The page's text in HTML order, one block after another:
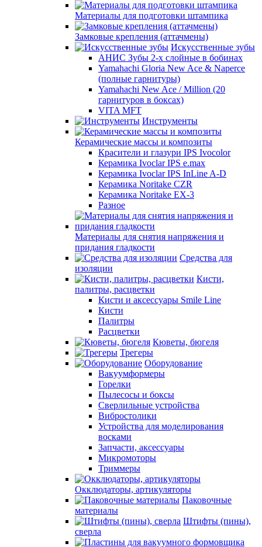
Материалы для подготовки штампика
Замковые крепления (аттачмены)
Искусственные зубы
АНИС Зубы 2-х слойные в бобинах
Yamahachi Gloria New Ace & Naperce
(полные гарнитуры)
Yamahachi New Ace / Million (20
гарнитуров в боксах)
VITA MFT
Инструменты
Керамические массы и композиты
Красители и глазури IPS Ivocolor
Керамика Ivoclar IPS e.max
Керамика Ivoclar IPS InLine A-D
Керамика Noritake CZR
Керамика Noritake EX-3
Разное
Материалы для снятия напряжения и
придания гладкости
Средства для
изоляции
Кисти,
палитры, расцветки
Кисти и аксессуары Smile Line
Кисти
Палитры
Расцветки
Кюветы, бюгеля
Трегеры
Оборудование
Вакуумформеры
Горелки
Пылесосы и боксы
Сверлильные устройства
Вибростолики
Устройства для моделирования
восками
Запчасти, аксессуары
Микромоторы
Триммеры
Окклюдаторы, артикуляторы
Паковочные
материалы
Штифты (пины),
сверла